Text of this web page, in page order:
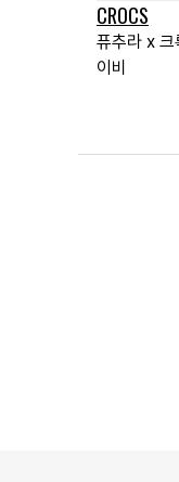
CROCS
퓨추라 x 크
이비